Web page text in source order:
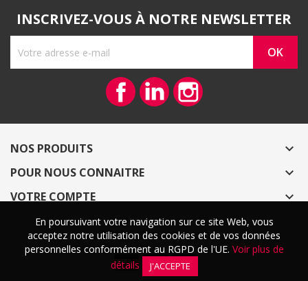
En poursuivant votre navigation sur ce site Web, vous
acceptez notre utilisation des cookies et de vos données
personnelles conformément au RGPD de l'UE. Voir plus de
détails
J'ACCEPTE
INSCRIVEZ-VOUS À NOTRE NEWSLETTER
FacebookVimeo
NOS PRODUITS 
POUR NOUS CONNAITRE 
VOTRE COMPTE 
En poursuivant votre navigation sur ce site Web, vous
acceptez notre utilisation des cookies et de vos données
personnelles conformément au RGPD de l'UE. Voir plus de
détails
J'ACCEPTE
© 2026 - CoeurArtisans.fr